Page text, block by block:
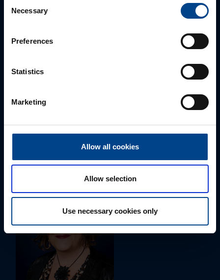
Selection
Necessary
Preferences
Statistics
Marketing
Allow all cookies
Allow selection
Use necessary cookies only
Jussi Pernaa
jussi.pernaa@utu.eu